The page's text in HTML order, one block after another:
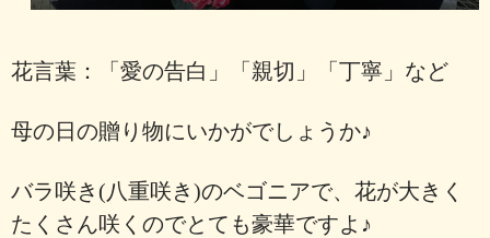
花言葉：「愛の告白」「親切」「丁寧」など
母の日の贈り物にいかがでしょうか♪
バラ咲き(八重咲き)のベゴニアで、花が大きく
たくさん咲くのでとても豪華ですよ♪